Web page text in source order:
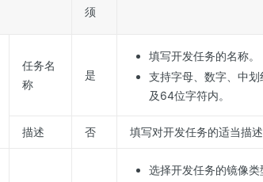
须
任务名
称
是
填写开发任务的名称。
支持字母、数字、中
及64位字符内。
描述 否 填写对开发任务的适当描
选择开发任务的镜像类